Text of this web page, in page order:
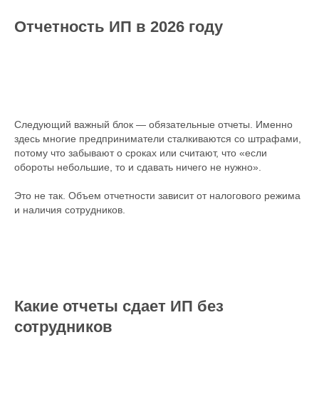
Отчетность ИП в 2026 году
Следующий важный блок — обязательные отчеты. Именно
здесь многие предприниматели сталкиваются со штрафами,
потому что забывают о сроках или считают, что «если
обороты небольшие, то и сдавать ничего не нужно».
Это не так. Объем отчетности зависит от налогового режима
и наличия сотрудников.
Какие отчеты сдает ИП без
сотрудников